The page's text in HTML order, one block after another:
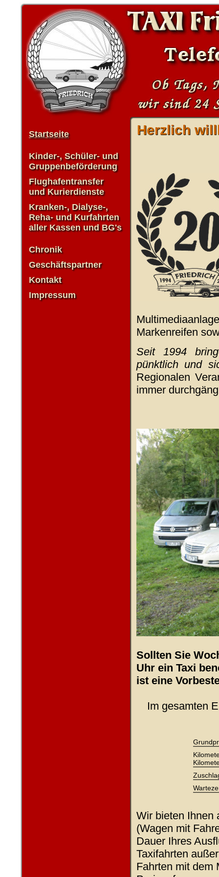
Startseite
Kinder-, Schüler- und
Gruppenbeförderung
Flughafentransfer
und Kurierdienste
Kranken-, Dialyse-,
Reha- und Kurfahrten
aller Kassen und BG's
Chronik
Geschäftspartner
Kontakt
Impressum
Herzlich
Markenreifen
Seit 1994
pünktlich und
Regionalen
immer
Sollten Sie
Uhr ein Taxi
ist eine
Im gesamten
Wir bieten Ihnen
(Wagen mit
Dauer Ihres
Taxifahrten
Fahrten mit dem